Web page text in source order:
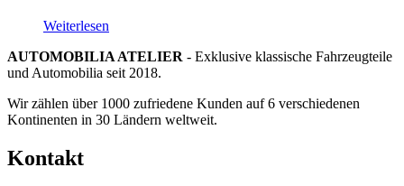
Weiterlesen
AUTOMOBILIA ATELIER - Exklusive klassische Fahrzeugteile
und Automobilia seit 2018.
Wir zählen über 1000 zufriedene Kunden auf 6 verschiedenen
Kontinenten in 30 Ländern weltweit.
Kontakt